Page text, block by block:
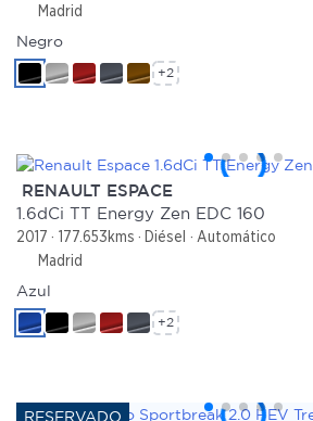
Madrid
Negro
+2
RENAULT ESPACE
1.6dCi TT Energy Zen EDC 160
2017 177.653kms Diésel
Automático
Madrid
Azul
+2